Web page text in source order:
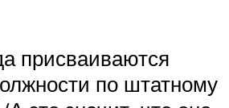
присваиваются
по штатному